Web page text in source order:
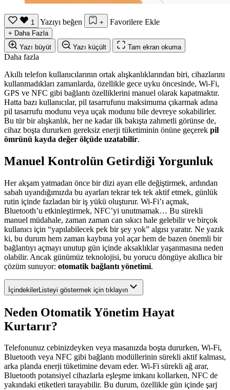
1 Yazıyı beğen + Favorilere Ekle
+ Daha Fazla
Yazı büyüt
Yazı küçült Tam ekran okuma
Daha fazla
Akıllı telefon kullanıcılarının ortak alışkanlıklarından biri, cihazlarını
kullanmadıkları zamanlarda, özellikle gece uyku öncesinde, Wi-Fi,
GPS ve NFC gibi bağlantı özelliklerini manuel olarak kapatmaktır.
Hatta bazı kullanıcılar, pil tasarrufunu maksimuma çıkarmak adına
pil tasarrufu modunu veya uçak modunu bile devreye sokabilirler.
Bu tür bir alışkanlık, her ne kadar ilk bakışta zahmetli görünse de,
cihaz boşta dururken gereksiz enerji tüketiminin önüne geçerek pil
ömrünü kayda değer ölçüde uzatabilir.
Manuel Kontrolün Getirdiği Yorgunluk
Her akşam yatmadan önce bir dizi ayarı elle değiştirmek, ardından
sabah uyandığımızda bu ayarları tekrar tek tek aktif etmek, günlük
rutin içinde fazladan bir iş yükü oluşturur. Wi-Fi’ı açmak,
Bluetooth’u etkinleştirmek, NFC’yi unutmamak… Bu sürekli
manuel müdahale, zaman zaman can sıkıcı hale gelebilir ve birçok
kullanıcı için “yapılabilecek pek bir şey yok” algısı yaratır. Ne yazık
ki, bu durum hem zaman kaybına yol açar hem de bazen önemli bir
bağlantıyı açmayı unutup gün içinde aksaklıklar yaşanmasına neden
olabilir. Ancak günümüz teknolojisi, bu yorucu döngüye akıllıca bir
çözüm sunuyor: otomatik bağlantı yönetimi.
İçindekilerListeyi göstermek için tıklayın
Neden Otomatik Yönetim Hayat
Kurtarır?
Telefonunuz cebinizdeyken veya masanızda boşta dururken, Wi-Fi,
Bluetooth veya NFC gibi bağlantı modüllerinin sürekli aktif kalması,
arka planda enerji tüketimine devam eder. Wi-Fi sürekli ağ arar,
Bluetooth potansiyel cihazlarla eşleşme imkanı kollarken, NFC de
yakındaki etiketleri tarayabilir. Bu durum, özellikle gün içinde şarj